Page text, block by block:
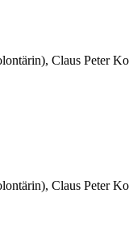
Claus Peter
Claus Peter